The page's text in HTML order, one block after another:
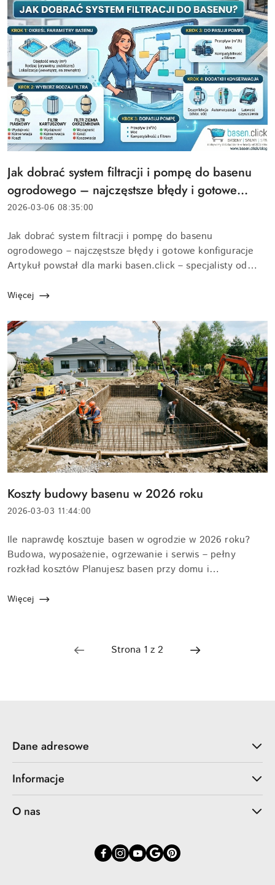
Tytuł
artykułu:
Jak dobrać system filtracji i pompę do basenu
ogrodowego – najczęstsze błędy i gotowe
konfiguracje
Data
2026-03-06 08:35:00
Treść
artykułu:
Jak dobrać system filtracji i pompę do basenu
ogrodowego – najczęstsze błędy i gotowe konfiguracje
Artykuł powstał dla marki basen.click – specjalisty od
system filtracji i pompa do...
Więcej
Tytuł
artykułu:
Koszty budowy basenu w 2026 roku
Data
2026-03-03 11:44:00
Treść
artykułu:
Ile naprawdę kosztuje basen w ogrodzie w 2026 roku?
Budowa, wyposażenie, ogrzewanie i serwis – pełny
rozkład kosztów Planujesz basen przy domu i
2026 roku – nie tylko "dziura w ziemi...
Więcej
Dane adresowe
Informacje
O nas